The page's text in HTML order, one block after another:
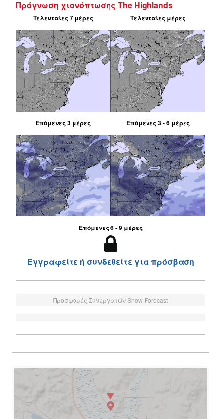
Πρόγνωση χιονόπτωσης The Highlands
Τελευταίες 7 μέρες Τελευταίες μέρες
Επόμενες 3 μέρες Επόμενες 3 - 6 μέρες
Επόμενες 6 - 9 μέρες
Εγγραφείτε ή συνδεθείτε για πρόσβαση
Προσφορές Συνεργατών Snow-Forecast